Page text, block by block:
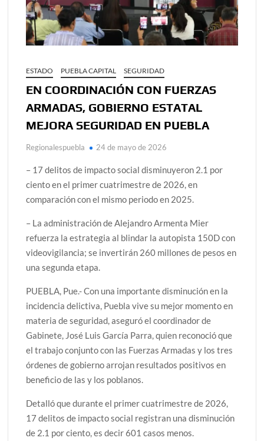
ESTADO PUEBLA CAPITAL SEGURIDAD
EN COORDINACIÓN CON FUERZAS
ARMADAS, GOBIERNO ESTATAL
MEJORA SEGURIDAD EN PUEBLA
Regionalespuebla 24 de mayo de 2026
– 17 delitos de impacto social disminuyeron 2.1 por
ciento en el primer cuatrimestre de 2026, en
comparación con el mismo periodo en 2025.
– La administración de Alejandro Armenta Mier
refuerza la estrategia al blindar la autopista 150D con
videovigilancia; se invertirán 260 millones de pesos en
una segunda etapa.
PUEBLA, Pue.- Con una importante disminución en la
incidencia delictiva, Puebla vive su mejor momento en
materia de seguridad, aseguró el coordinador de
Gabinete, José Luis García Parra, quien reconoció que
el trabajo conjunto con las Fuerzas Armadas y los tres
órdenes de gobierno arrojan resultados positivos en
beneficio de las y los poblanos.
Detalló que durante el primer cuatrimestre de 2026,
17 delitos de impacto social registran una disminución
de 2.1 por ciento, es decir 601 casos menos.